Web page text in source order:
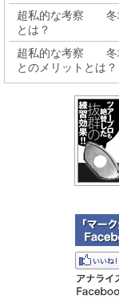
超私的な考察 冬
とは？
超私的な考察 冬場
とのメリットとは？